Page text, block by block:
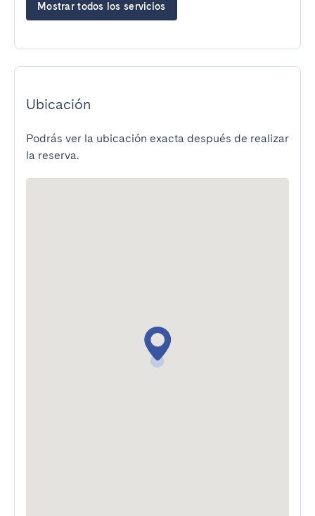
Mostrar todos los servicios
Ubicación
Podrás ver la ubicación exacta después de realizar
la reserva.